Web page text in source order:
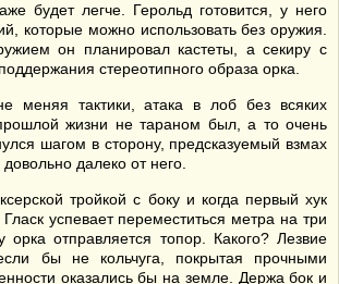
будет легче. Герольд готовится, у него
которые можно использовать без оружия.
он планировал кастеты, а секиру с
стереотипного образа орка.
меняя тактики, атака в лоб без всяких
жизни не тараном был, а то очень
шагом в сторону, предсказуемый взмах
далеко от него.
тройкой с боку и когда первый хук
успевает переместиться метра на три
орка отправляется топор. Какого? Лезвие
бы не кольчуга, покрытая прочными
оказались бы на земле. Держа бок и